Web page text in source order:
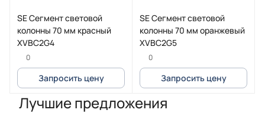
SE Сегмент световой
колонны 70 мм красный
XVBC2G4
0
Запросить цену
SE Сегмент световой
колонны 70 мм оранжевый
XVBC2G5
0
Запросить цену
Лучшие предложения